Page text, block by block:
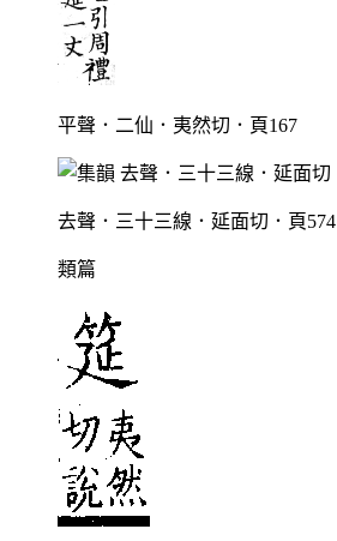
平聲．二仙．夷然切．頁167
去聲．三十三線．延面切．頁574
類篇